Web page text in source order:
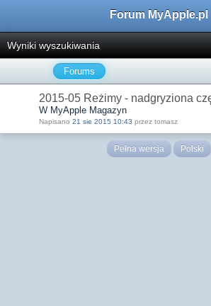
Forum MyApple.pl
Wyniki wyszukiwania
Forums
2015-05 Reżimy - nadgryziona
W MyApple Magazyn
Napisano 21 sie 2015 10:43 przez tomasz
Pełna wersja Polski